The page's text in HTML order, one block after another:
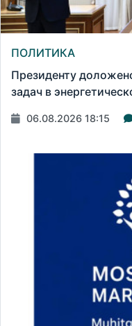
ПОЛИТИКА
Президенту
задач в
06.08.2026 18:15